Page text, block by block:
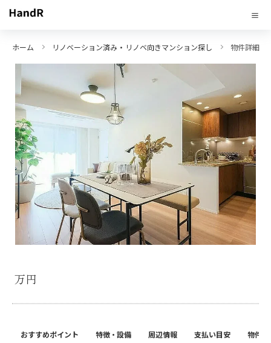
ホーム リノベーション済み・リノベ向きマンション探し 物件詳細
万円
おすすめポイント 特徴・設備 周辺情報 支払い目安 物件詳